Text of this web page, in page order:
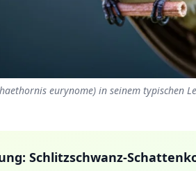
eurynome) in seinem typischen
Schlitzschwanz-